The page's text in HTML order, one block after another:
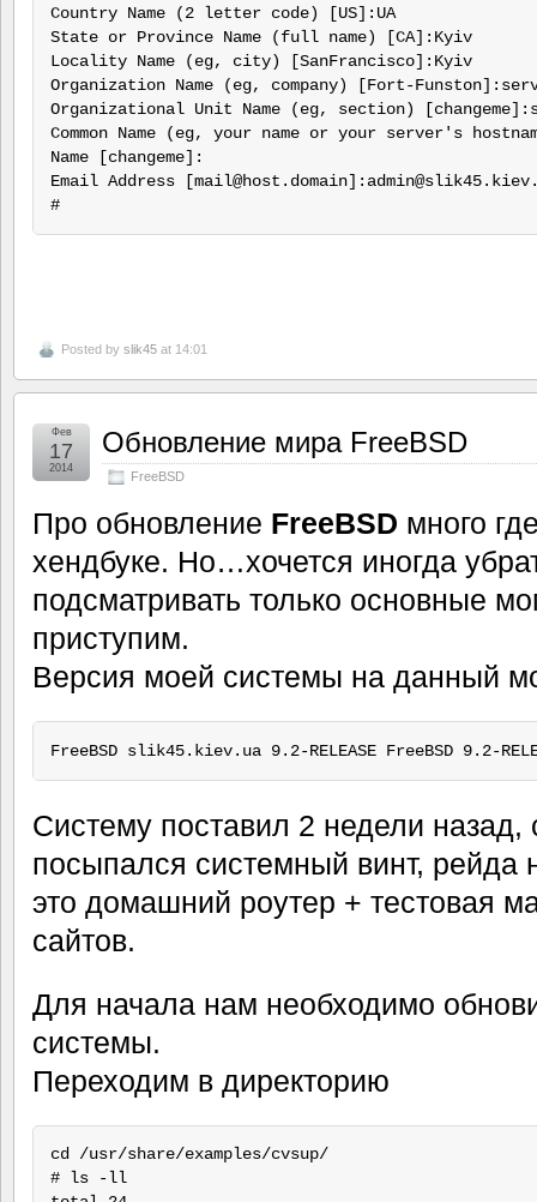
Country Name (2 letter code) [US]:UA
State or Province Name (full name) [CA]:Kyiv
Locality Name (eg, city) [SanFrancisco]:Kyiv
Organization Name (eg, company) [Fort-
Organizational Unit Name (eg, section)
Common Name (eg, your name or your server's
Name [changeme]:
Email Address
#
Posted by slik45 at 14:01
Обновление мира FreeBSD
FreeBSD
Фев
17
2014
Про обновление FreeBSD много
хендбуке. Но…хочется иногда
подсматривать только основные
приступим.
Версия моей системы на данный
Систему поставил 2 недели
посыпался системный винт, рейда
это домашний роутер + тестовая
сайтов.
Для начала нам необходимо
системы.
Переходим в директорию
cd /usr/share/examples/cvsup/
# ls -ll